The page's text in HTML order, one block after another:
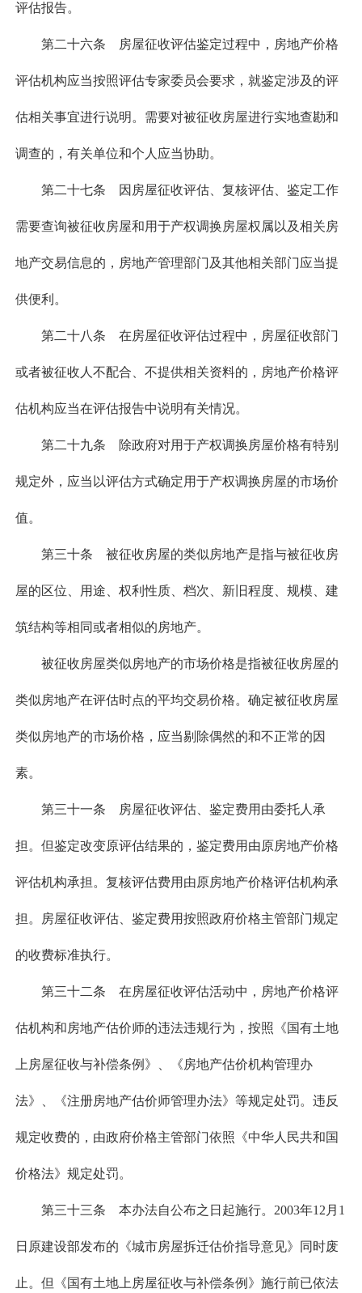
评估报告。
第二十六条 房屋征收评估鉴定过程中，房地产价格
评估机构应当按照评估专家委员会要求，就鉴定涉及的评
估相关事宜进行说明。需要对被征收房屋进行实地查勘和
调查的，有关单位和个人应当协助。
第二十七条 因房屋征收评估、复核评估、鉴定工作
需要查询被征收房屋和用于产权调换房屋权属以及相关房
地产交易信息的，房地产管理部门及其他相关部门应当提
供便利。
第二十八条 在房屋征收评估过程中，房屋征收部门
或者被征收人不配合、不提供相关资料的，房地产价格评
估机构应当在评估报告中说明有关情况。
第二十九条 除政府对用于产权调换房屋价格有特别
规定外，应当以评估方式确定用于产权调换房屋的市场价
值。
第三十条 被征收房屋的类似房地产是指与被征收房
屋的区位、用途、权利性质、档次、新旧程度、规模、建
筑结构等相同或者相似的房地产。
被征收房屋类似房地产的市场价格是指被征收房屋的
类似房地产在评估时点的平均交易价格。确定被征收房屋
类似房地产的市场价格，应当剔除偶然的和不正常的因
素。
第三十一条 房屋征收评估、鉴定费用由委托人承
担。但鉴定改变原评估结果的，鉴定费用由原房地产价格
评估机构承担。复核评估费用由原房地产价格评估机构承
担。房屋征收评估、鉴定费用按照政府价格主管部门规定
的收费标准执行。
第三十二条 在房屋征收评估活动中，房地产价格评
估机构和房地产估价师的违法违规行为，按照《国有土地
上房屋征收与补偿条例》、《房地产估价机构管理办
法》、《注册房地产估价师管理办法》等规定处罚。违反
规定收费的，由政府价格主管部门依照《中华人民共和国
价格法》规定处罚。
第三十三条 本办法自公布之日起施行。2003年12月1
日原建设部发布的《城市房屋拆迁估价指导意见》同时废
止。但《国有土地上房屋征收与补偿条例》施行前已依法